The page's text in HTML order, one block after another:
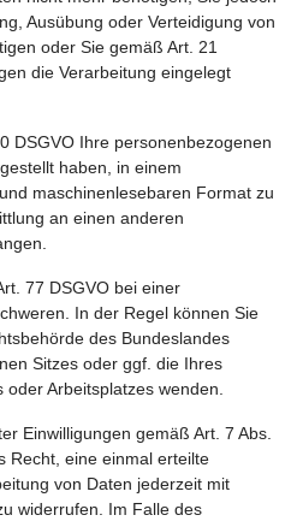
Ausübung oder Verteidigung von
oder Sie gemäß Art. 21
die Verarbeitung eingelegt
DSGVO Ihre personenbezogenen
haben, in einem
maschinenlesebaren Format zu
an einen anderen
77 DSGVO bei einer
In der Regel können Sie
des Bundeslandes
Sitzes oder ggf. die Ihres
Arbeitsplatzes wenden.
Einwilligungen gemäß Art. 7 Abs.
Recht, eine einmal erteilte
von Daten jederzeit mit
widerrufen. Im Falle des